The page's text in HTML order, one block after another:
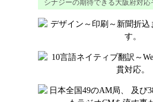
シナジーの期待できる大阪府対応